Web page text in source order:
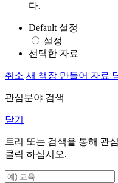
다.
Default 설정
설정
선택한 자료
취소 새 책장 만들어 자료
관심분야 검색
닫기
트리 또는 검색을 통해 관
클릭 하십시오.